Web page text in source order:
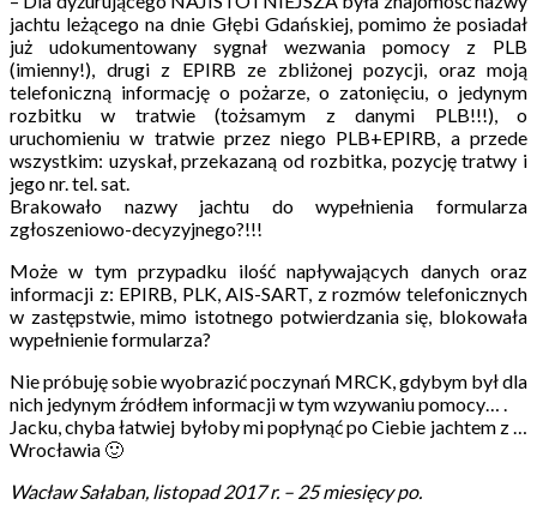
jachtu leżącego na dnie Głębi Gdańskiej, pomimo że posiadał
już udokumentowany sygnał wezwania pomocy z PLB
(imienny!), drugi z EPIRB ze zbliżonej pozycji, oraz moją
telefoniczną informację o pożarze, o zatonięciu, o jedynym
rozbitku w tratwie (tożsamym z danymi PLB!!!), o
uruchomieniu w tratwie przez niego PLB+EPIRB, a przede
wszystkim: uzyskał, przekazaną od rozbitka, pozycję tratwy i
jego nr. tel. sat.
Brakowało nazwy jachtu do wypełnienia formularza
zgłoszeniowo-decyzyjnego?!!!
Może w tym przypadku ilość napływających danych oraz
informacji z: EPIRB, PLK, AIS-SART, z rozmów telefonicznych
w zastępstwie, mimo istotnego potwierdzania się, blokowała
wypełnienie formularza?
Nie próbuję sobie wyobrazić poczynań MRCK, gdybym był dla
nich jedynym źródłem informacji w tym wzywaniu pomocy… .
Jacku, chyba łatwiej byłoby mi popłynąć po Ciebie jachtem z …
Wrocławia 🙂
Wacław Sałaban, listopad 2017 r. – 25 miesięcy po.